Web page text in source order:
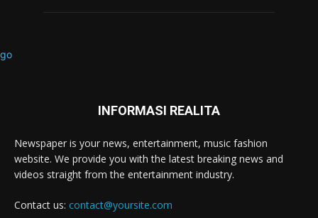
INFORMASI REALITA
Newspaper is your news, entertainment, music fashion
website. We provide you with the latest breaking news and
videos straight from the entertainment industry.
Contact us: contact@yoursite.com